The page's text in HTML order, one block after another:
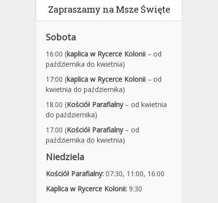
Zapraszamy na Msze Święte
Sobota
16:00 (kaplica w Rycerce Kolonii – od
października do kwietnia)
17:00 (kaplica w Rycerce Kolonii – od
kwietnia do października)
18.00 (Kościół Parafialny– od kwietnia
do października)
17.00 (Kościół Parafialny– od
października do kwietnia)
Niedziela
Kościół Parafialny: 07:30, 11:00, 16:00
Kaplica w Rycerce Kolonii: 9:30